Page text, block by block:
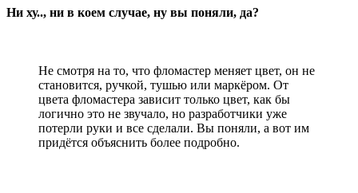
Ни ху.., ни в коем случае, ну вы поняли, да?
Не смотря на то, что фломастер меняет цвет, он не
становится, ручкой, тушью или маркёром. От
цвета фломастера зависит только цвет, как бы
логично это не звучало, но разработчики уже
потерли руки и все сделали. Вы поняли, а вот им
придётся объяснить более подробно.